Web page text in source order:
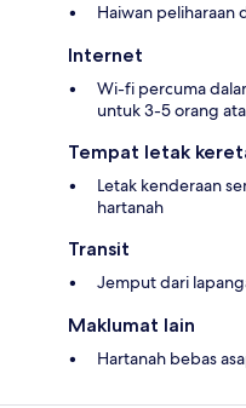
Haiwan peliharaan
Internet
Wi-fi percuma
untuk 3-5 orang
Tempat letak
Letak kenderaan
hartanah
Transit
Jemput dari
Maklumat lain
Hartanah bebas